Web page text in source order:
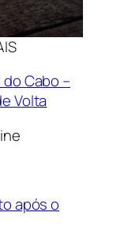
Cabo –
Volta
após o